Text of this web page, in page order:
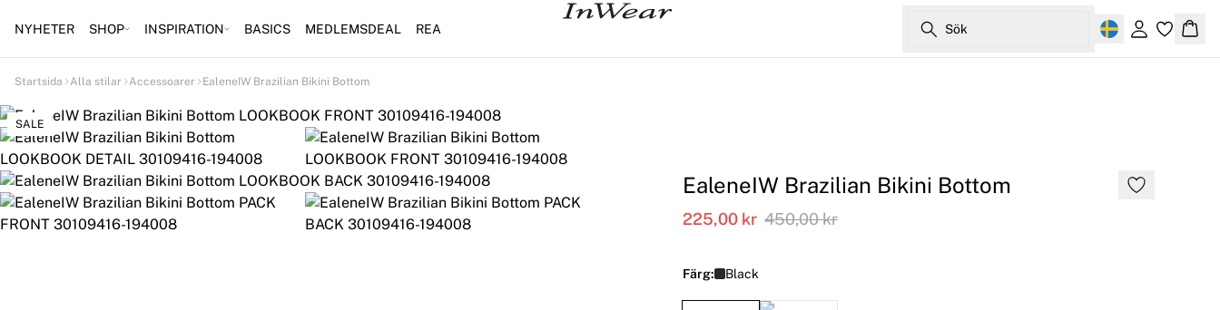
NYHETER SHOP INSPIRATION BASICS MEDLEMSDEAL REA Sök
Logga inKorg
Startsida Alla stilar Accessoarer EaleneIW Brazilian Bikini Bottom
SALE
EaleneIW Brazilian Bikini Bottom
225,00 kr 450,00 kr
Färg: Black